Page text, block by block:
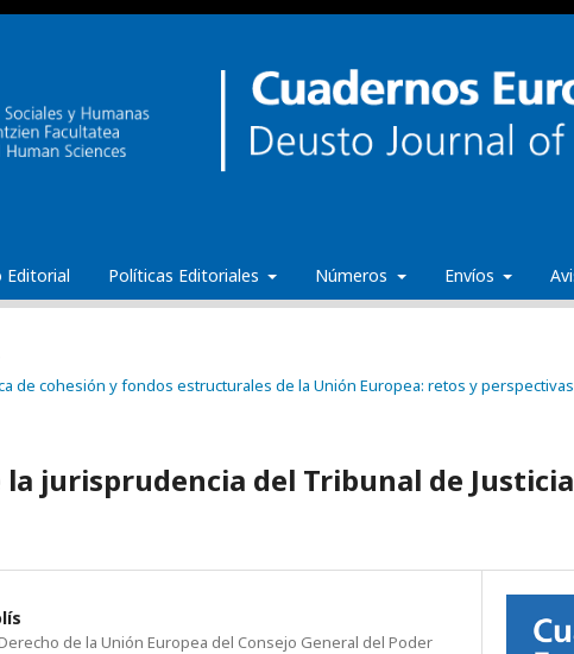
Editorial Políticas Editoriales Números Envíos
de cohesión y fondos estructurales de la Unión Europea: retos y
la jurisprudencia del Tribunal de
de la Unión Europea del Consejo General del Poder